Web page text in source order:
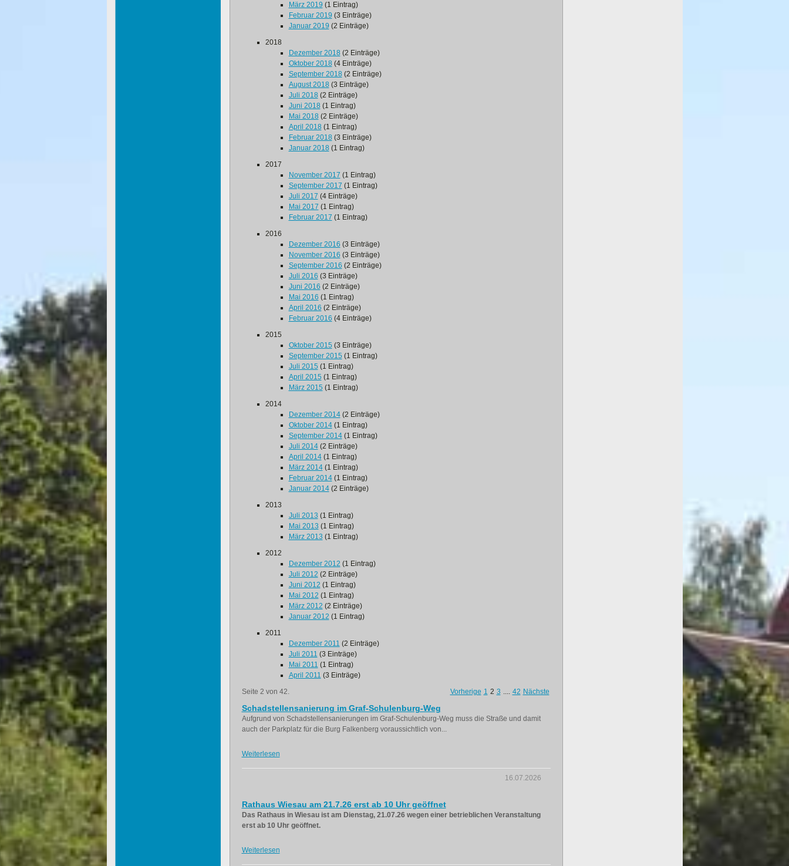
März 2019 (1 Eintrag)
Februar 2019 (3 Einträge)
Januar 2019 (2 Einträge)
2018
Dezember 2018(2 Einträge)
Oktober 2018(4 Einträge)
September 2018(2 Einträge)
August 2018(3 Einträge)
Juli 2018(2 Einträge)
Juni 2018(1 Eintrag)
Mai 2018(2 Einträge)
April 2018(1 Eintrag)
Februar 2018(3 Einträge)
Januar 2018(1 Eintrag)
2017
November 2017 (1 Eintrag)
September 2017 (1 Eintrag)
Juli 2017 (4 Einträge)
Mai 2017 (1 Eintrag)
Februar 2017 (1 Eintrag)
2016
Dezember 2016 (3 Einträge)
November 2016 (3 Einträge)
September 2016 (2 Einträge)
Juli 2016 (3 Einträge)
Juni 2016 (2 Einträge)
Mai 2016 (1 Eintrag)
April 2016 (2 Einträge)
Februar 2016 (4 Einträge)
2015
Oktober 2015 (3 Einträge)
September 2015 (1 Eintrag)
Juli 2015 (1 Eintrag)
April 2015 (1 Eintrag)
März 2015 (1 Eintrag)
2014
Dezember 2014(2 Einträge)
Oktober 2014(1 Eintrag)
September 2014(1 Eintrag)
Juli 2014(2 Einträge)
April 2014(1 Eintrag)
März 2014(1 Eintrag)
Februar 2014(1 Eintrag)
Januar 2014(2 Einträge)
2013
Juli 2013 (1 Eintrag)
Mai 2013 (1 Eintrag)
März 2013 (1 Eintrag)
2012
Dezember 2012 (1 Eintrag)
Juli 2012 (2 Einträge)
Juni 2012 (1 Eintrag)
Mai 2012 (1 Eintrag)
März 2012 (2 Einträge)
Januar 2012 (1 Eintrag)
2011
Dezember 2011 (2 Einträge)
Juli 2011 (3 Einträge)
Mai 2011 (1 Eintrag)
April 2011 (3 Einträge)
Seite 2 von 42.
Vorherige 1 2 3 .... 42 Nächste
Schadstellensanierung im Graf-Schulenburg-Weg
Aufgrund von Schadstellensanierungen im Graf-Schulenburg-Weg muss die Straße und damit
auch der Parkplatz für die Burg Falkenberg voraussichtlich von...
Weiterlesen
16.07.2026
Rathaus Wiesau am 21.7.26 erst ab 10 Uhr geöffnet
Das Rathaus in Wiesau ist am Dienstag, 21.07.26 wegen einer betrieblichen Veranstaltung
erst ab 10 Uhr geöffnet.
Weiterlesen